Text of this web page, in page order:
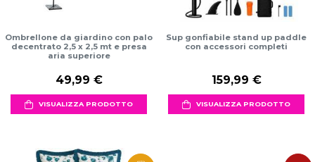
Ombrellone da giardino con palo
decentrato 2,5 x 2,5 mt e presa
aria superiore
49,99 €
VISUALIZZA PRODOTTO
Sup gonfiabile stand up paddle
con accessori completi
159,99 €
VISUALIZZA PRODOTTO